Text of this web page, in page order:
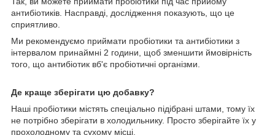
антибіотиків. Насправді, дослідження показують, що це
сприятливо.
Ми рекомендуємо приймати пробіотики та антибіотики з
інтервалом принаймні 2 години, щоб зменшити ймовірність
того, що антибіотик вб'є пробіотичні організми.
Де краще зберігати цю добавку?
Наші пробіотики містять спеціально підібрані штами, тому їх
не потрібно зберігати в холодильнику. Просто зберігайте їх у
прохолодному та сухому місці.